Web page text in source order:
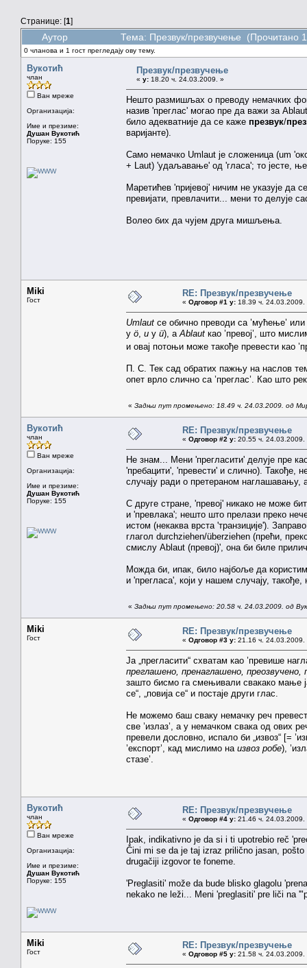
Странице: [1]
Аутор Тема: Презвук/презвучење (Прочитано
0 чланова и 1 гост прегледају ову тему.
Вукотић
члан
Ван мреже
Организација:
Име и презиме:
Душан Вукотић
Поруке: 155
Презвук/презвучење
« у: 18.20 ч. 24.03.2009. »
Нешто размишљах о преводу немачких
назив 'преглас' могао пре да важи за
било адекватније да се каже презвук/
варијанте).
Само немачко Umlaut је сложеница (um
+ Laut) 'удаљавање' од 'гласа'; то јесте,
Маретићев 'пријевој' ничим не указује да
превијати, превлачити... мени то делује
Волео бих да чујем друга мишљења.
Miki
Гост
RE: Презвук/презвучење
« Одговор #1 у: 18.39 ч. 24.03.2009.
Umlaut се обично преводи са ’мућење’ или
у ö u у ü), а Ablaut као ’превој’, што
и овај потоњи може такође превести као
П. С. Тек сад обратих пажњу на наслов
опет врло слично са ’преглас’. Као што
« Задњи пут промењено: 18.49 ч. 24.03.2009. од
Вукотић
члан
Ван мреже
Организација:
Име и презиме:
Душан Вукотић
Поруке: 155
RE: Презвук/презвучење
« Одговор #2 у: 20.55 ч. 24.03.2009.
Не знам... Мени 'прегласити' делује пре
'пребацити', 'превести' и слично). Такође,
случају ради о претераном
С друге стране, 'превој' никако не може
и 'превлака'; нешто што прелази преко
истом (некаква врста 'транзиције').
глагол durchziehen/überziehen (прећи,
смислу Ablaut (превој)', она би биле
Можда би, ипак, било најбоље да
и 'прегласа', који у нашем случају,
« Задњи пут промењено: 20.58 ч. 24.03.2009. од
Miki
Гост
RE: Презвук/презвучење
« Одговор #3 у: 21.16 ч. 24.03.2009.
Ја „прегласити“ схватам као ’превише
преглашено, пренаглашено, преозвучено,
зашто бисмо га смењивали свакако мање
се“, „повија се“ и постаје други глас.
Не можемо баш сваку немачку реч
све ’излаз’, а у немачком свака од ових
превели дословно, испало би „извоз“ [=
’експорт’, кад мислимо на извоз робе),
стазе’.
Вукотић
члан
Ван мреже
Организација:
Име и презиме:
Душан Вукотић
Поруке: 155
RE: Презвук/презвучење
« Одговор #4 у: 21.46 ч. 24.03.2009.
Ipak, indikativno je da si i ti upotrebio reč
Čini mi se da je taj izraz prilično jasan,
drugačiji izgovor te foneme.
'Preglasiti' može da bude blisko glagolu
nekako ne leži... Meni 'preglasiti' pre liči na
Miki
Гост
RE: Презвук/презвучење
« Одговор #5 у: 21.58 ч. 24.03.2009.